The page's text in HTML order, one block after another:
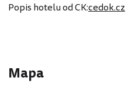
Popis hotelu od CK:cedok.cz
Mapa